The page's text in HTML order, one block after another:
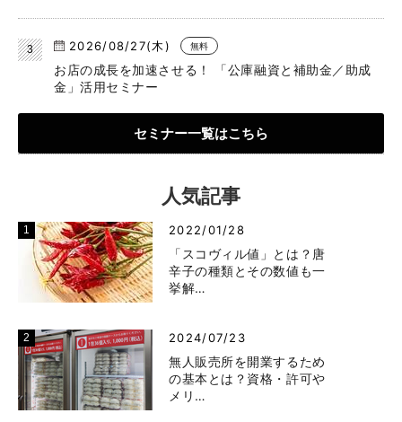
2026/08/27(木) 無料
お店の成長を加速させる！ 「公庫融資と補助金／助成
金」活用セミナー
セミナー一覧はこちら
人気記事
2022/01/28
「スコヴィル値」とは？唐
辛子の種類とその数値も一
挙解…
2024/07/23
無人販売所を開業するため
の基本とは？資格・許可や
メリ…